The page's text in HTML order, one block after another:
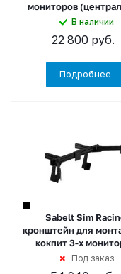
мониторов
часть)
В наличии
22 800руб.
Подробнее
Sabelt Sim
кронштейн для
кокпит 3-х
Под заказ